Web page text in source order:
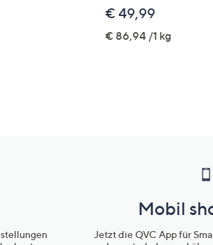
€ 49,99
€ 86,94 /1 kg
Mobil
Jetzt die QVC App für